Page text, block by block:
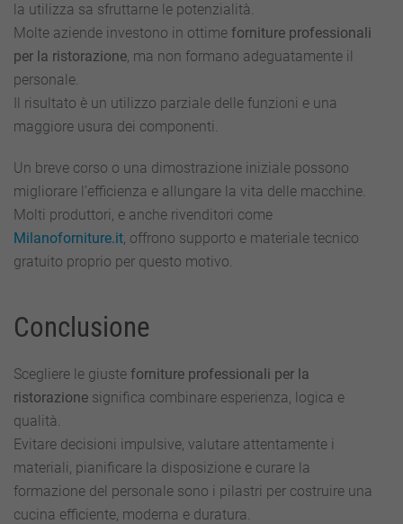
la utilizza sa sfruttarne le potenzialità.
Molte aziende investono in ottime forniture professionali
per la ristorazione, ma non formano adeguatamente il
personale.
Il risultato è un utilizzo parziale delle funzioni e una
maggiore usura dei componenti.
Un breve corso o una dimostrazione iniziale possono
migliorare l’efficienza e allungare la vita delle macchine.
Molti produttori, e anche rivenditori come
Milanoforniture.it, offrono supporto e materiale tecnico
gratuito proprio per questo motivo.
Conclusione
Scegliere le giuste forniture professionali per la
ristorazione significa combinare esperienza, logica e
qualità.
Evitare decisioni impulsive, valutare attentamente i
materiali, pianificare la disposizione e curare la
formazione del personale sono i pilastri per costruire una
cucina efficiente, moderna e duratura.